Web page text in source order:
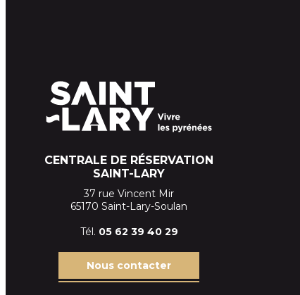
CENTRALE DE RÉSERVATION
SAINT-LARY
37 rue Vincent Mir
65170 Saint-Lary-Soulan
Tél. 05 62 39 40 29
Nous contacter